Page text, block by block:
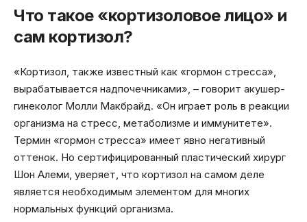
Что такое «кортизоловое лицо» и
сам кортизол?
«Кортизол, также известный как «гормон стресса»,
вырабатывается надпочечниками», – говорит акушер-
гинеколог Молли Макбрайд. «Он играет роль в реакции
организма на стресс, метаболизме и иммунитете».
Термин «гормон стресса» имеет явно негативный
оттенок. Но сертифицированный пластический хирург
Шон Алеми, уверяет, что кортизол на самом деле
является необходимым элементом для многих
нормальных функций организма.